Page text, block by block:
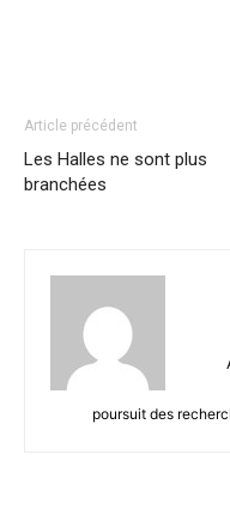
Article précédent
Les Halles ne sont plus
branchées
poursuit des